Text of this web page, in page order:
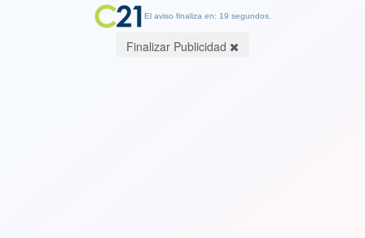
El aviso finaliza en: 19 segundos.
Finalizar Publicidad